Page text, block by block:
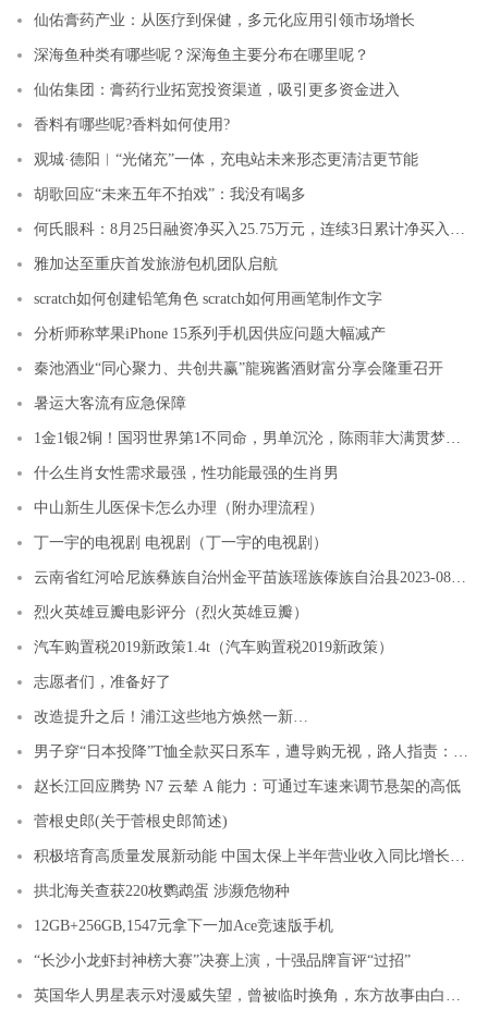
仙佑膏药产业：从医疗到保健，多元化应用引领市场增长
深海鱼种类有哪些呢？深海鱼主要分布在哪里呢？
仙佑集团：膏药行业拓宽投资渠道，吸引更多资金进入
香料有哪些呢?香料如何使用?
观城·德阳︱“光储充”一体，充电站未来形态更清洁更节能
胡歌回应“未来五年不拍戏”：我没有喝多
何氏眼科：8月25日融资净买入25.75万元，连续3日累计净买入130.1万元
雅加达至重庆首发旅游包机团队启航
scratch如何创建铅笔角色 scratch如何用画笔制作文字
分析师称苹果iPhone 15系列手机因供应问题大幅减产
秦池酒业“同心聚力、共创共赢”龍琬酱酒财富分享会隆重召开
暑运大客流有应急保障
1金1银2铜！国羽世界第1不同命，男单沉沦，陈雨菲大满贯梦碎！
什么生肖女性需求最强，性功能最强的生肖男
中山新生儿医保卡怎么办理（附办理流程）
丁一宇的电视剧 电视剧（丁一宇的电视剧）
云南省红河哈尼族彝族自治州金平苗族瑶族傣族自治县2023-08-28 01:18发布暴雨黄色预警
烈火英雄豆瓣电影评分（烈火英雄豆瓣）
汽车购置税2019新政策1.4t（汽车购置税2019新政策）
志愿者们，准备好了
改造提升之后！浦江这些地方焕然一新…
男子穿“日本投降”T恤全款买日系车，遭导购无视，路人指责：太极端
赵长江回应腾势 N7 云辇 A 能力：可通过车速来调节悬架的高低
菅根史郎(关于菅根史郎简述)
积极培育高质量发展新动能 中国太保上半年营业收入同比增长6.5%
拱北海关查获220枚鹦鹉蛋 涉濒危物种
12GB+256GB,1547元拿下一加Ace竞速版手机
“长沙小龙虾封神榜大赛”决赛上演，十强品牌盲评“过招”
英国华人男星表示对漫威失望，曾被临时换角，东方故事由白人演绎